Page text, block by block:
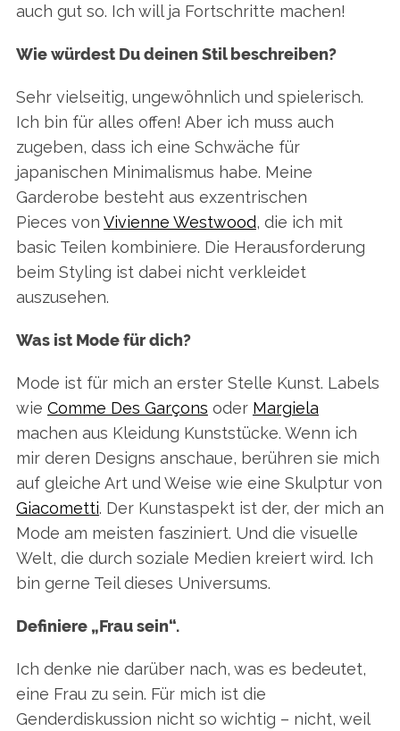
auch gut so. Ich will ja Fortschritte machen!
Wie würdest Du deinen Stil beschreiben?
Sehr vielseitig, ungewöhnlich und spielerisch.
Ich bin für alles offen! Aber ich muss auch
zugeben, dass ich eine Schwäche für
japanischen Minimalismus habe. Meine
Garderobe besteht aus exzentrischen
Pieces von Vivienne Westwood, die ich mit
basic Teilen kombiniere. Die Herausforderung
beim Styling ist dabei nicht verkleidet
auszusehen.
Was ist Mode für dich?
Mode ist für mich an erster Stelle Kunst. Labels
wie Comme Des Garçons oder Margiela
machen aus Kleidung Kunststücke. Wenn ich
mir deren Designs anschaue, berühren sie mich
auf gleiche Art und Weise wie eine Skulptur von
Giacometti. Der Kunstaspekt ist der, der mich an
Mode am meisten fasziniert. Und die visuelle
Welt, die durch soziale Medien kreiert wird. Ich
bin gerne Teil dieses Universums.
Definiere „Frau sein“.
Ich denke nie darüber nach, was es bedeutet,
eine Frau zu sein. Für mich ist die
Genderdiskussion nicht so wichtig – nicht, weil
e
r
h
f